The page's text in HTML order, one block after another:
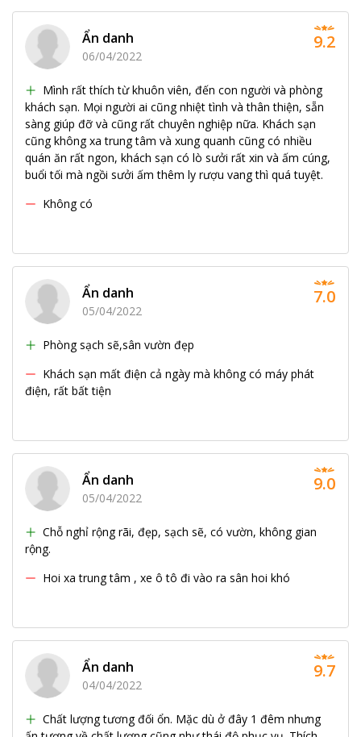
bên trong vường bên những khung cửa sổ cổ điển, tinh tế và thơ
mộng,
Terrasse Des Roses
chắc chắn sẽ làm bạn hài lòng, bạn
sẽ nhớ mãi ngôi biệt thự mang tên hoa hồng này khi rời khỏi và
giữ mãi những kỉ niệm thật ngọt ngào ở nơi đây.
Ẩn danh
06/04/2022
Mình rất thích từ khuôn viên, đến con người và phòng
khách sạn. Mọi người ai cũng nhiệt tình và thân thiện, sẵn
sàng giúp đỡ và cũng rất chuyên nghiệp nữa. Khách sạn
cũng không xa trung tâm và xung quanh cũng có nhiều
quán ăn rất ngon, khách sạn có lò sưởi rất xin và ấm cúng,
buổi tối mà ngồi sưởi ấm thêm ly rượu vang thì quá tuyệt.
Không có
9.2
Ẩn danh
05/04/2022
Phòng sạch sẽ,sân vườn đẹp
Khách sạn mất điện cả ngày mà không có máy phát
điện, rất bất tiện
7.0
Ẩn danh
05/04/2022
Chỗ nghỉ rộng rãi, đẹp, sạch sẽ, có vườn, không gian
rộng.
Hoi xa trung tâm , xe ô tô đi vào ra sân hoi khó
9.0
Ẩn danh
04/04/2022
Chất lượng tương đối ổn. Mặc dù ở đây 1 đêm nhưng
9.7